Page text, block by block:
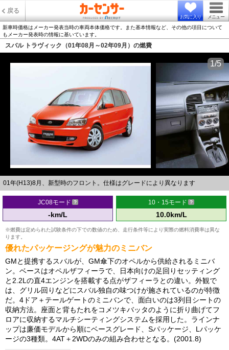
戻る
お気に入り メニュー
新車時価格はメーカー発表当時の車両本体価格です。また基本情報など、その他の項目について
もメーカー発表時の情報に基いています。
スバル トラヴィック（01年08月～02年09月）の燃費
01年(H13)8月、新型時のフロント。仕様はグレードにより異なります
1/5
JC08モード
-km/L
10・15モード
10.0km/L
※燃費は定められた試験条件の下での数値のため、走行条件等により実際の燃料消費率は異な
ります。
優れたパッケージングが魅力のミニバン
GMと提携するスバルが、GM傘下のオペルから供給されるミニバ
ン。ベースはオペルザフィーラで、日本向けの足回りセッティング
と2.2Lの直4エンジンを搭載する点がザフィーラとの違い。外観で
は、グリル回りなどにスバル独自の味つけが施されているのが特徴
だ。4ドア＋テールゲートのミニバンで、面白いのは3列目シートの
収納方法。座面と背もたれをコメツキバッタのように折り曲げてフ
ロアに収納するマルチシーティングシステムを採用した。ラインナ
ップは廉価モデルから順にベースグレード、Sパッケージ、Lパッケ
ージの3種類。4AT＋2WDのみの組み合わせとなる。(2001.8)